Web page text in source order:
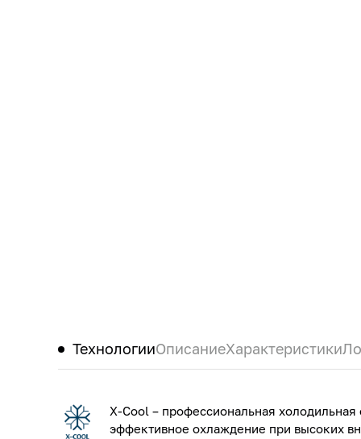
ТехнологииОписаниеХарактеристики
X-Cool – профессиональная холодильная
эффективное охлаждение при высоких